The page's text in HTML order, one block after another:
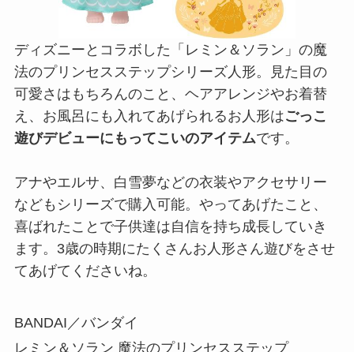
ディズニーとコラボした「レミン＆ソラン」の魔
法のプリンセスステップシリーズ人形。見た目の
可愛さはもちろんのこと、ヘアアレンジやお着替
え、お風呂にも入れてあげられるお人形はごっこ
遊びデビューにもってこいのアイテムです。
アナやエルサ、白雪夢などの衣装やアクセサリー
などもシリーズで購入可能。やってあげたこと、
喜ばれたことで子供達は自信を持ち成長していき
ます。3歳の時期にたくさんお人形さん遊びをさせ
てあげてくださいね。
BANDAI／バンダイ
レミン＆ソラン 魔法のプリンセスステップ